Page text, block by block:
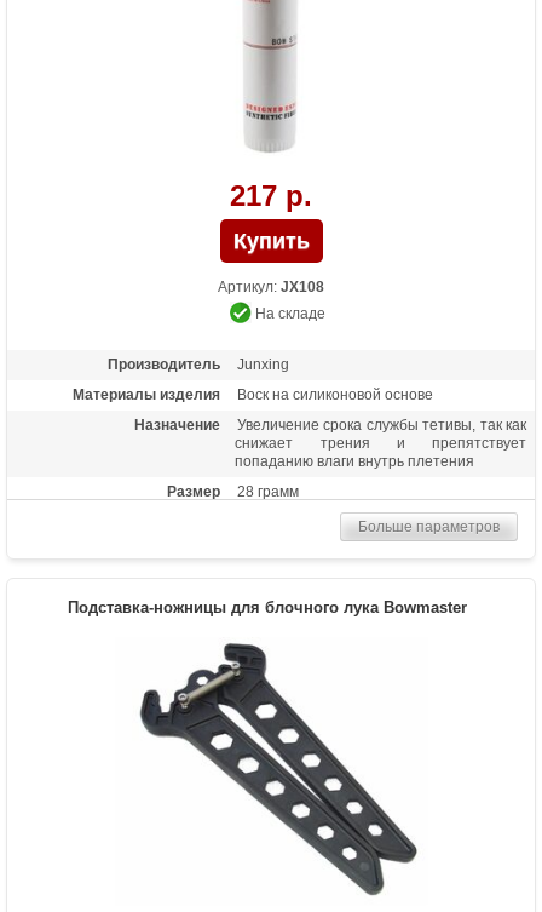
217 р.
Артикул: JX108
На складе
Производитель
Junxing
Материалы изделия
Воск на силиконовой основе
Назначение
Увеличение срока службы тетивы, так как
снижает трения и препятствует
попаданию влаги внутрь плетения
Размер
28 грамм
Больше параметров
Подставка-ножницы для блочного лука Bowmaster